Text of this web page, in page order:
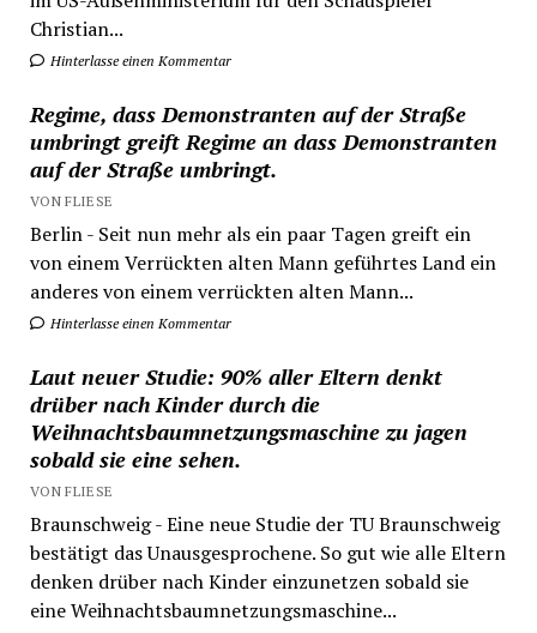
Christian...
Hinterlasse einen Kommentar
Regime, dass Demonstranten auf der Straße
umbringt greift Regime an dass Demonstranten
auf der Straße umbringt.
VON FLIESE
Berlin - Seit nun mehr als ein paar Tagen greift ein
von einem Verrückten alten Mann geführtes Land ein
anderes von einem verrückten alten Mann...
Hinterlasse einen Kommentar
Laut neuer Studie: 90% aller Eltern denkt
drüber nach Kinder durch die
Weihnachtsbaumnetzungsmaschine zu jagen
sobald sie eine sehen.
VON FLIESE
Braunschweig - Eine neue Studie der TU Braunschweig
bestätigt das Unausgesprochene. So gut wie alle Eltern
denken drüber nach Kinder einzunetzen sobald sie
eine Weihnachtsbaumnetzungsmaschine...